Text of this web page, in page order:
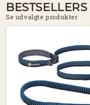
Se udvalgte produkter